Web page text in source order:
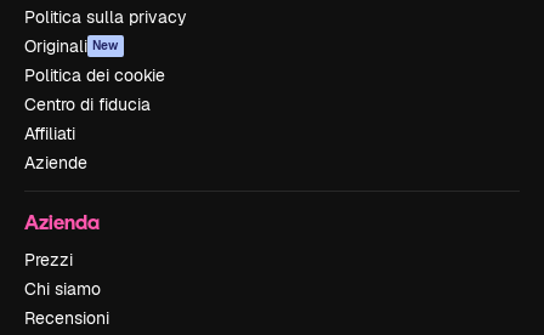
Politica sulla privacy
Originali New
Politica dei cookie
Centro di fiducia
Affiliati
Aziende
Azienda
Prezzi
Chi siamo
Recensioni